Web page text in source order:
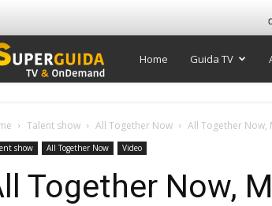
Super
TV
Home Guida TV
Talent show All Together Now All Together Now,
show All Together Now Video
Together Now,